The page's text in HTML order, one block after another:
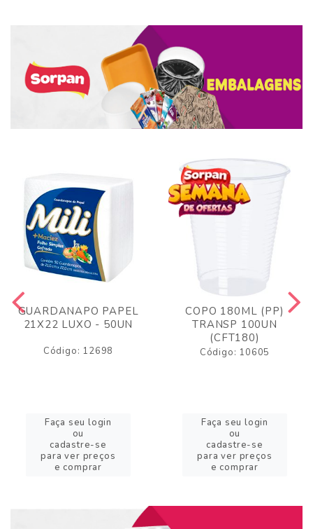
GUARDANAPO PAPEL
21X22 LUXO - 50UN
Código: 12698
Faça seu login
ou
cadastre-se
para ver preços
e comprar
COPO 180ML (PP)
TRANSP 100UN
(CFT180)
Código: 10605
Faça seu login
ou
cadastre-se
para ver preços
e comprar